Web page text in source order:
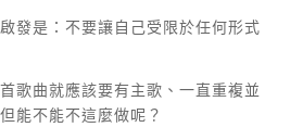
發是：不要讓自己受限於任何形式
歌曲就應該要有主歌、一直重複並
能不能不這麼做呢？